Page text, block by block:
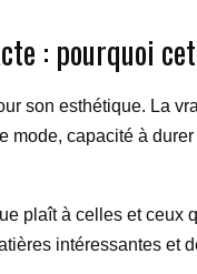
: pourquoi
son esthétique. La
capacité à
plaît à celles et
intéressantes